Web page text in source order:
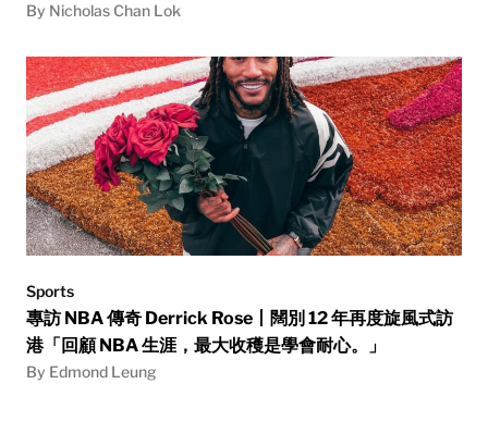
By Nicholas Chan Lok
Sports
專訪 NBA 傳奇 Derrick Rose丨闊別 12 年再度旋風式訪
港「回顧 NBA 生涯，最大收穫是學會耐心。」
By Edmond Leung